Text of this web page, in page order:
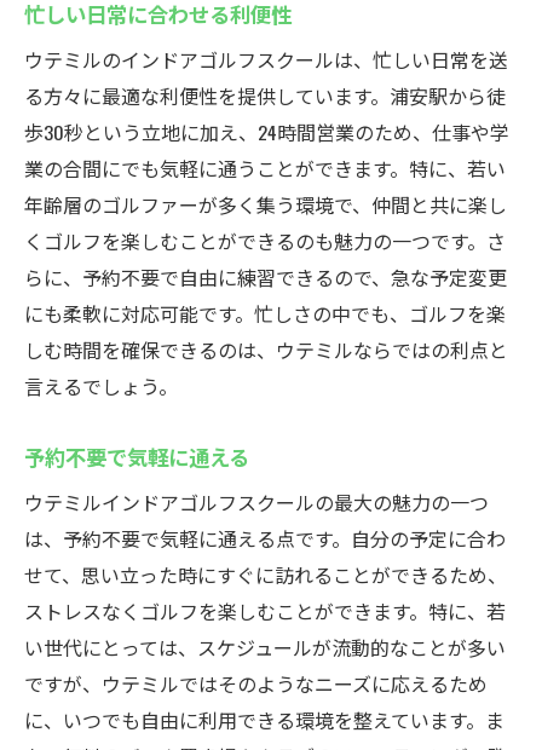
忙しい日常に合わせる利便性
ウテミルのインドアゴルフスクールは、忙しい日常を送
る方々に最適な利便性を提供しています。浦安駅から徒
歩30秒という立地に加え、24時間営業のため、仕事や学
業の合間にでも気軽に通うことができます。特に、若い
年齢層のゴルファーが多く集う環境で、仲間と共に楽し
くゴルフを楽しむことができるのも魅力の一つです。さ
らに、予約不要で自由に練習できるので、急な予定変更
にも柔軟に対応可能です。忙しさの中でも、ゴルフを楽
しむ時間を確保できるのは、ウテミルならではの利点と
言えるでしょう。
予約不要で気軽に通える
ウテミルインドアゴルフスクールの最大の魅力の一つ
は、予約不要で気軽に通える点です。自分の予定に合わ
せて、思い立った時にすぐに訪れることができるため、
ストレスなくゴルフを楽しむことができます。特に、若
い世代にとっては、スケジュールが流動的なことが多い
ですが、ウテミルではそのようなニーズに応えるため
に、いつでも自由に利用できる環境を整えています。ま